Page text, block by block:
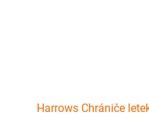
Harrows Chrániče